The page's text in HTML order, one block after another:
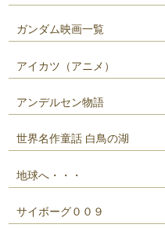
ガンダム映画一覧
アイカツ（アニメ）
アンデルセン物語
世界名作童話 白鳥の湖
地球へ・・・
サイボーグ００９